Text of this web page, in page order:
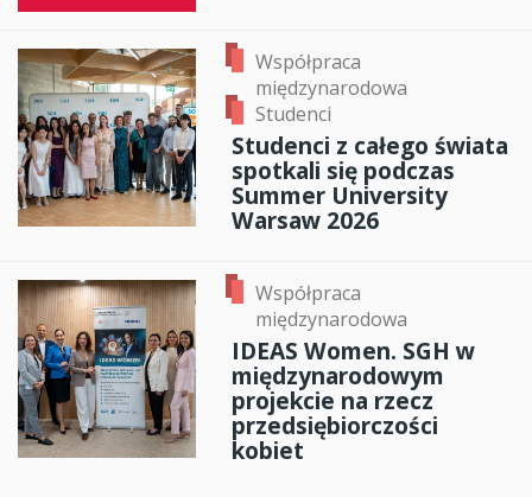
Współpraca
międzynarodowa
Studenci
Studenci z całego świata
spotkali się podczas
Summer University
Warsaw 2026
Współpraca
międzynarodowa
IDEAS Women. SGH w
międzynarodowym
projekcie na rzecz
przedsiębiorczości
kobiet